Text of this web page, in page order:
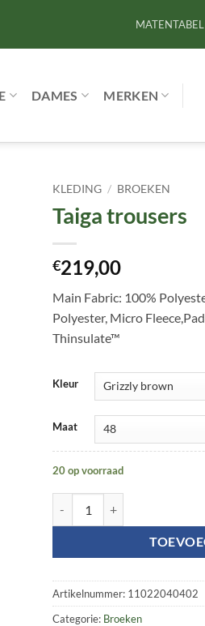
MATENTABEL
DAMES MERKEN
KLEDING / BROEKEN
Taiga trousers
€219,00
Main Fabric: 100%
Polyester, Micro
Thinsulate™
Kleur
Maat
20 op voorraad
Artikelnummer: 11022040402
Categorie: Broeken